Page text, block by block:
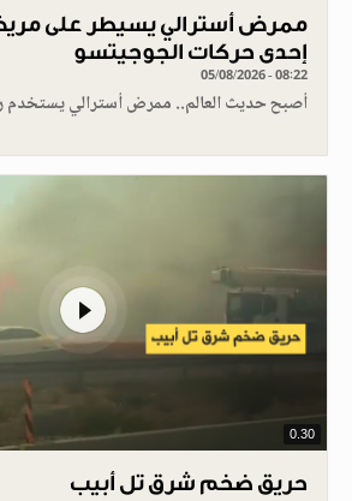
ممرض أسترالي يسيطر على
إحدى حركات الجوجيتسو
05/08/2026 - 08:22
أصبح حديث العالم.. ممرض أسترالي
0.30
حريق ضخم شرق تل أبيب